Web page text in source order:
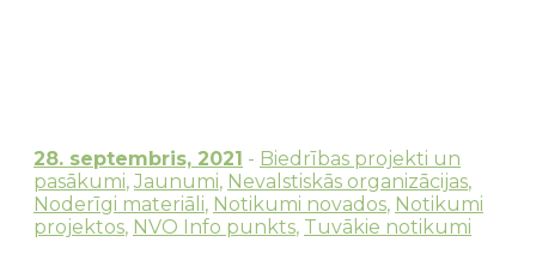
28. septembris, 2021 - Biedrības projekti un
pasākumi, Jaunumi, Nevalstiskās organizācijas,
Noderīgi materiāli, Notikumi novados, Notikumi
projektos, NVO Info punkts, Tuvākie notikumi